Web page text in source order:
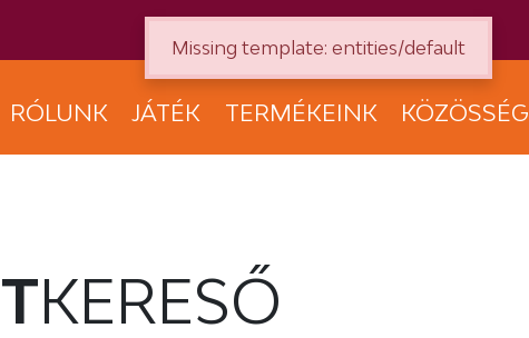
RÓLUNK JÁTÉK TERMÉKEINK KÖZÖSSÉG
KERESŐ
Missing template: entities/default